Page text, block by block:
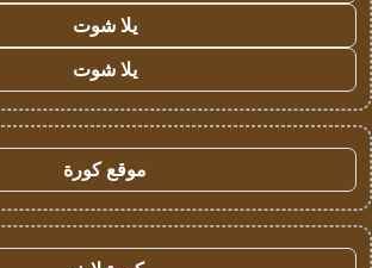
يلا شوت
يلا شوت
موقع كورة